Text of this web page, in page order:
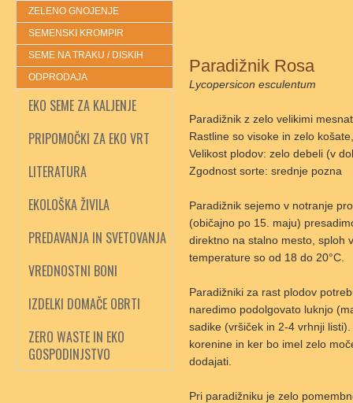
ZELENO GNOJENJE
SEMENSKI KROMPIR
SEME NA TRAKU / DISKIH
ODPRODAJA
EKO SEME ZA KALJENJE
PRIPOMOČKI ZA EKO VRT
LITERATURA
EKOLOŠKA ŽIVILA
PREDAVANJA IN SVETOVANJA
VREDNOSTNI BONI
IZDELKI DOMAČE OBRTI
ZERO WASTE IN EKO
GOSPODINJSTVO
Paradižnik Rosa
Lycopersicon esculentum
Paradižnik z zelo velikimi
Rastline so visoke in zelo
Velikost plodov: zelo debeli (v
Zgodnost sorte: srednje pozna
Paradižnik sejemo v notranje
(običajno po 15. maju)
direktno na stalno mesto, sploh
temperature so od 18 do 20°C.
Paradižniki za rast plodov
naredimo podolgovato luknjo
sadike (vršiček in 2-4 vrhnji
korenine in ker bo imel zelo
dodajati.
Pri paradižniku je zelo